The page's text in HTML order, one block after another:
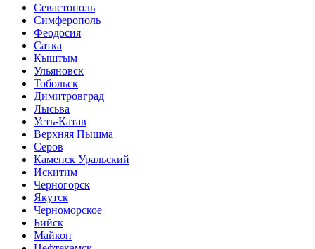
Севастополь
Симферополь
Феодосия
Сатка
Кыштым
Ульяновск
Тобольск
Димитровград
Лысьва
Усть-Катав
Верхняя Пышма
Серов
Каменск Уральский
Искитим
Черногорск
Якутск
Черноморское
Бийск
Майкоп